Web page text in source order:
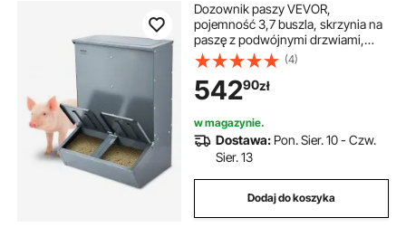
Dozownik paszy VEVOR,
pojemność 3,7 buszla, skrzynia na
paszę z podwójnymi drzwiami,
wytrzymały stalowy podajnik,
karmnik dla świń, zewnętrzny
stojak na siano, do karmienia do 8
świń
(4)
54290zł
w magazynie.
Dostawa: Pon. Sier. 10 - Czw.
Sier. 13
Dodaj do koszyka